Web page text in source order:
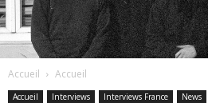
Accueil Accueil
Accueil Interviews Interviews France News